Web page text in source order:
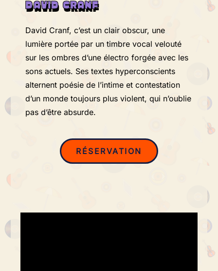
DAVID CRANF
David Cranf, c’est un clair obscur, une
lumière portée par un timbre vocal velouté
sur les ombres d’une électro forgée avec les
sons actuels. Ses textes hyperconscients
alternent poésie de l’intime et contestation
d’un monde toujours plus violent, qui n’oublie
pas d’être absurde.
RÉSERVATION